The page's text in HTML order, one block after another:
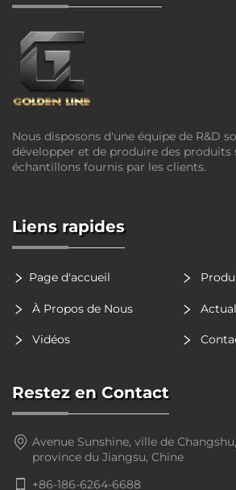
Nous disposons d'une équipe de R&D
développer et de produire des produits
échantillons fournis par les clients.
Liens rapides
Page d'accueil
À Propos de Nous
Vidéos
Restez en Contact
Avenue Sunshine, ville de
province du Jiangsu, Chine
+86-186-6264-6688